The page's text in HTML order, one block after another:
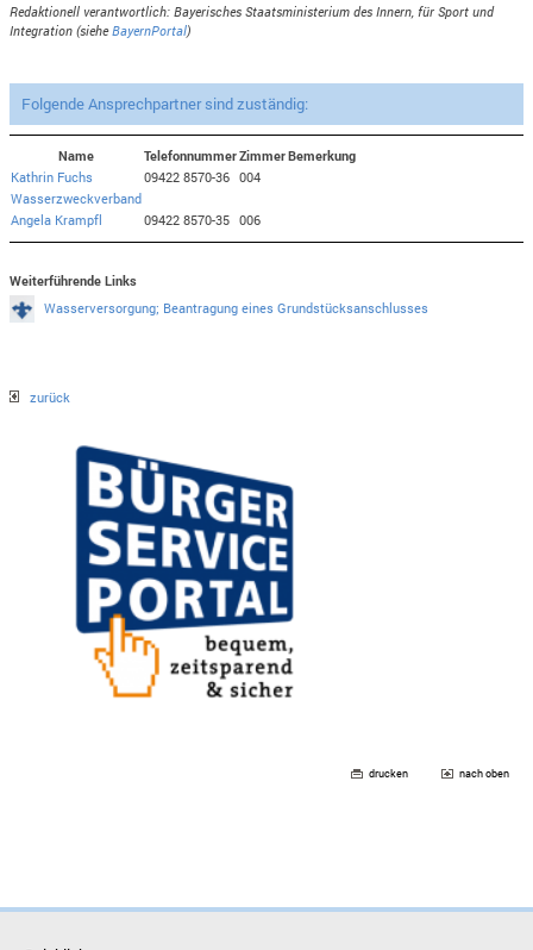
Redaktionell verantwortlich: Bayerisches Staatsministerium des Innern, für Sport und
Integration (sieheBayernPortal)
Folgende Ansprechpartner sind zuständig:
Name TelefonnummerZimmerBemerkung
Kathrin Fuchs
09422 8570-36 004
Wasserzweckverband
Angela Krampfl
09422 8570-35 006
Weiterführende Links
Wasserversorgung; Beantragung eines Grundstücksanschlusses
zurück
drucken nach oben